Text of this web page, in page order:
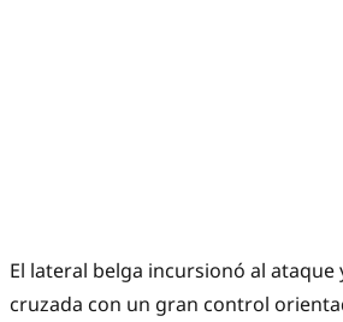
El lateral belga incursionó al
cruzada con un gran control